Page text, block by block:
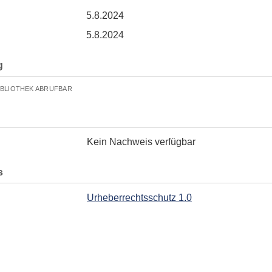
5.8.2024
5.8.2024
ABRUFBAR
Kein Nachweis verfügbar
Urheberrechtsschutz 1.0